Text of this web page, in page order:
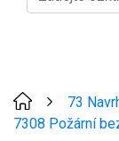
73
7308 Požární